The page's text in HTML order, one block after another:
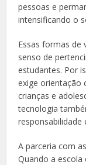
pessoas e
intensificando o
Essas formas
senso de
estudantes. Por
exige orientação
crianças e
tecnologia
responsabilidade
A parceria com
Quando a